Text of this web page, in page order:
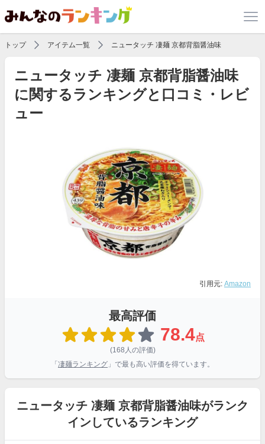
トップ アイテム一覧 ニュータッチ 凄麺 京都背脂醤油味
ニュータッチ 凄麺 京都背脂醤油味
に関するランキングと口コミ・レビ
ュー
引用元: Amazon
最高評価
78.4点
(168人の評価)
「 凄麺ランキング 」で最も高い評価を得ています。
ニュータッチ 凄麺 京都背脂醤油味がランク
インしているランキング